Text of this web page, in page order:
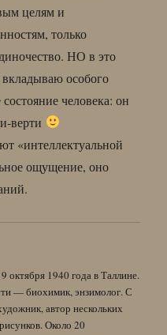
целям и
только
НО в это
особого
человека: он
верти
«интеллектуальной
ощущение, оно
октября 1940 года в Таллине.
— биохимик, энзимолог. С
автор нескольких
Около 20